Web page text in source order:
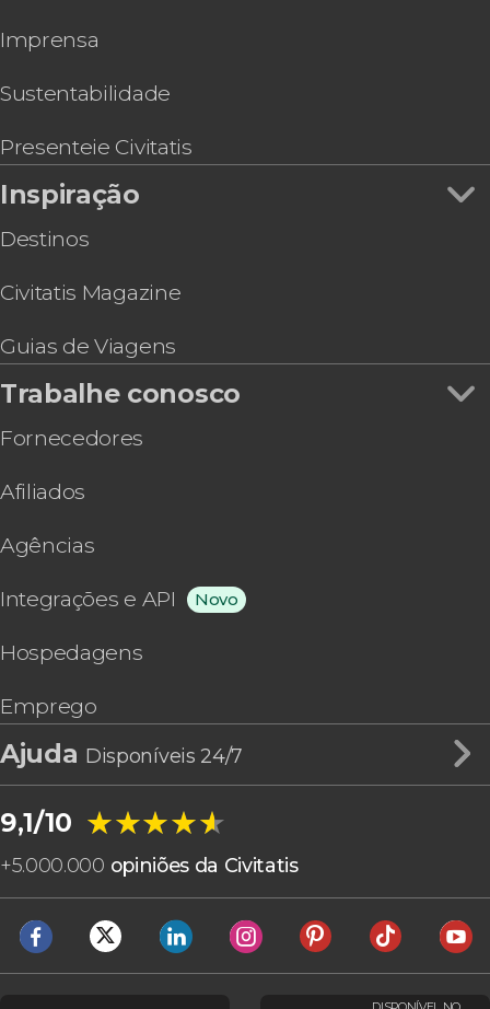
Imprensa
Sustentabilidade
Presenteie Civitatis
Inspiração
Destinos
Civitatis Magazine
Guias de Viagens
Trabalhe conosco
Fornecedores
Afiliados
Agências
Integrações e API Novo
Hospedagens
Emprego
Ajuda Disponíveis 24/7
9,1/10 ★★★★★
★★★★★
+5.000.000 opiniões da Civitatis